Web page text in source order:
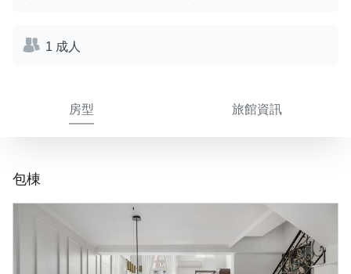
1 成人
房型 旅館資訊
包棟